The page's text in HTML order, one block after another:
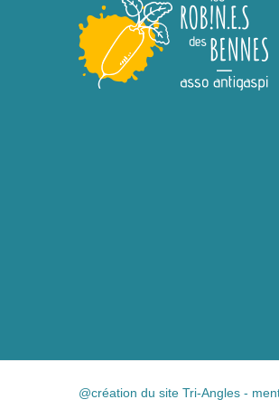
@création du site Tri-Angles -